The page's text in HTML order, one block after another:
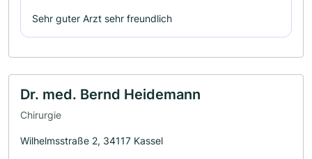
Sehr guter Arzt sehr freundlich
Dr. med. Bernd Heidemann
Chirurgie
Wilhelmsstraße 2, 34117 Kassel